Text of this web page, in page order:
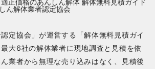
認定協会」が運営する「解体無料見積ガイ
大6社の解体業者に現地調査と見積を依
業者から無理な売り込みはなく、見積後